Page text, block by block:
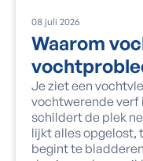
08 juli 2026
Waarom
Je ziet een
vochtwerende verf
schildert de plek
lijkt alles opgelost,
begint te